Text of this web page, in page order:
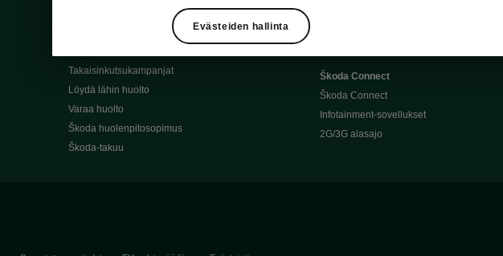
Alkuperäiset Škoda-varaosat
Alkuperäiset Škoda-moottoriöljyt
Takaisinkutsukampanjat
Löydä lähin huolto
Varaa huolto
Škoda huolenpitosopimus
Škoda-takuu
Škoda Connect
Škoda Connect
Infotainment-sovellukset
2G/3G alasajo
Evästeiden hallinta